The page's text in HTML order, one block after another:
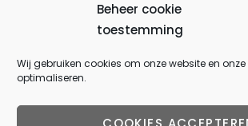
Beheer cookie
toestemming
Wij gebruiken cookies om onze website en
optimaliseren.
tijd.